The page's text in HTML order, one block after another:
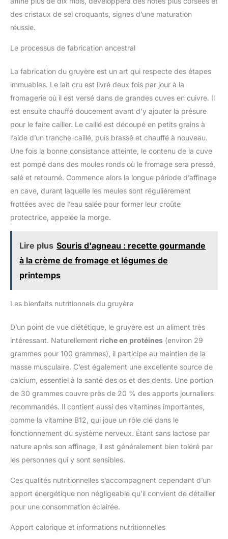
des cristaux de sel croquants, signes d’une maturation
réussie.
Le processus de fabrication ancestral
La fabrication du gruyère est un art qui respecte des étapes
immuables. Le lait cru est livré deux fois par jour à la
fromagerie où il est versé dans de grandes cuves en cuivre. Il
est ensuite chauffé doucement avant d’y ajouter la présure
pour le faire cailler. Le caillé est découpé en petits grains à
l’aide d’un tranche-caillé, puis brassé et chauffé à nouveau.
Une fois la bonne consistance atteinte, le contenu de la cuve
est pompé dans des moules ronds où le fromage sera pressé,
salé et retourné. Commence alors la longue période d’affinage
en cave, durant laquelle les meules sont régulièrement
frottées avec de l’eau salée pour former leur croûte
protectrice, appelée la morge.
Lire plus Souris d'agneau : recette gourmande
à la crème de fromage et légumes de
printemps
Les bienfaits nutritionnels du gruyère
D’un point de vue diététique, le gruyère est un aliment très
intéressant. Naturellement riche en protéines (environ 29
grammes pour 100 grammes), il participe au maintien de la
masse musculaire. C’est également une excellente source de
calcium, essentiel à la santé des os et des dents. Une portion
de 30 grammes couvre près de 20 % des apports journaliers
recommandés. Il contient aussi des vitamines importantes,
comme la vitamine B12, qui joue un rôle clé dans le
fonctionnement du système nerveux. Étant sans lactose par
nature après son affinage, il est généralement bien toléré par
les personnes qui y sont sensibles.
Ces qualités nutritionnelles s’accompagnent cependant d’un
apport énergétique non négligeable qu’il convient de détailler
pour une consommation éclairée.
Apport calorique et informations nutritionnelles